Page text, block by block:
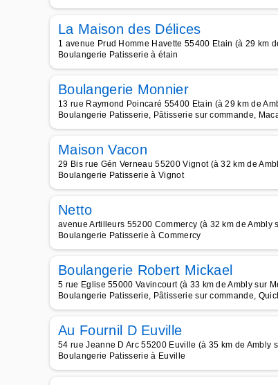
La Maison des Délices
1 avenue Prud Homme Havette 55400 Etain (à 29 km
Boulangerie Patisserie à étain
Boulangerie Monnier
13 rue Raymond Poincaré 55400 Etain (à 29 km de
Boulangerie Patisserie, Pâtisserie sur commande,
Maison Vacon
29 Bis rue Gén Verneau 55200 Vignot (à 32 km de
Boulangerie Patisserie à Vignot
Netto
avenue Artilleurs 55200 Commercy (à 32 km de Ambly
Boulangerie Patisserie à Commercy
Boulangerie Robert Mickael
5 rue Eglise 55000 Vavincourt (à 33 km de Ambly sur
Boulangerie Patisserie, Pâtisserie sur commande,
Au Fournil D Euville
54 rue Jeanne D Arc 55200 Euville (à 35 km de Ambly
Boulangerie Patisserie à Euville